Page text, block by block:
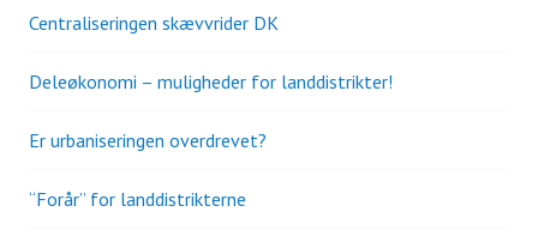
Centraliseringen skævvrider DK
Deleøkonomi – muligheder for landdistrikter!
Er urbaniseringen overdrevet?
“Forår” for landdistrikterne